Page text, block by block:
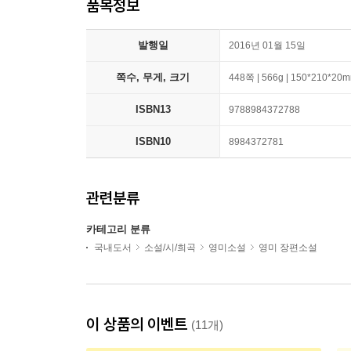
품목정보
발행일 2016년 01월 15일
쪽수, 무게, 크기 448쪽 | 566g |
ISBN13 9788984372788
ISBN10 8984372781
관련분류
카테고리 분류
국내도서 소설/시/희곡 영미소설 영미 장편소설
이 상품의 이벤트 (11개)